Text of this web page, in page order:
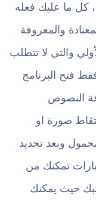
كل ما عليك فعله
والمعروفة
والتي لا تتطلب
فتح البرنامج
النصوص
صورة او
وبعد تحديد
تمكنك من
حيث يمكنك